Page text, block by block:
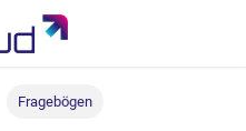
Fragebögen